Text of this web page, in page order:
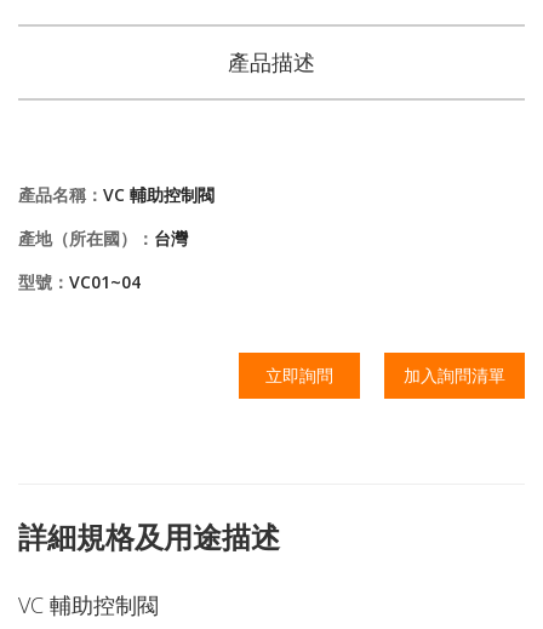
產品描述
產品名稱： VC 輔助控制閥
產地（所在國）： 台灣
型號： VC01~04
立即詢問 加入詢問清單
詳細規格及用途描述
VC 輔助控制閥